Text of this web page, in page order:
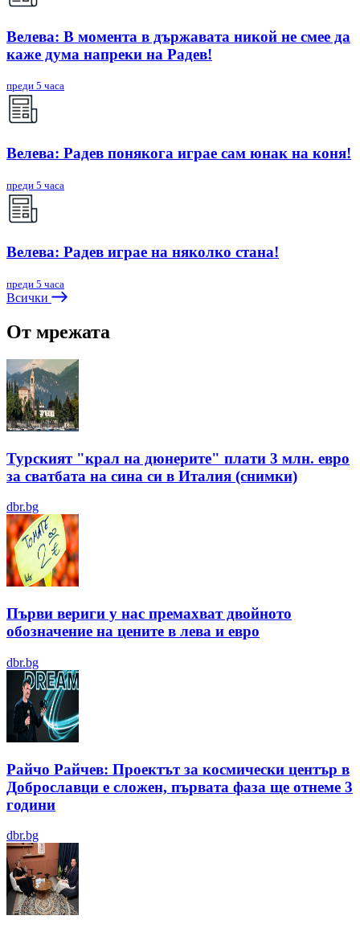
Велева: В момента в държавата никой не смее да
каже дума напреки на Радев!
преди 5 часа
Велева: Радев понякога играе сам юнак на коня!
преди 5 часа
Велева: Радев играе на няколко стана!
преди 5 часа
Всички
От мрежата
Турският "крал на дюнерите" плати 3 млн. евро
за сватбата на сина си в Италия (снимки)
dbr.bg
Първи вериги у нас премахват двойното
обозначение на цените в лева и евро
dbr.bg
Райчо Райчев: Проектът за космически център в
Доброславци е сложен, първата фаза ще отнеме 3
години
dbr.bg